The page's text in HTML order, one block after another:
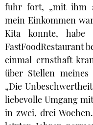
fuhr fort, „mit ihm
mein Einkommen
Kita konnte,
FastFoodRestaurant
einmal ernsthaft
über Stellen
„Die
liebevolle Umgang
in zwei, drei